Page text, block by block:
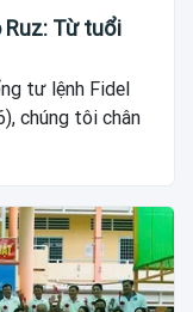
Ruz: Từ tuổi
tư lệnh Fidel
chúng tôi chân